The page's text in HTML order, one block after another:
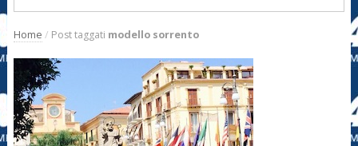
Home / Post taggati modello sorrento